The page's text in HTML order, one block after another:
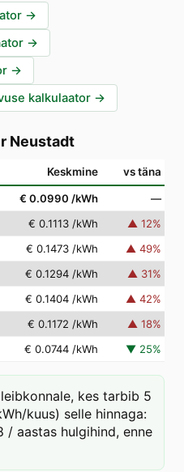
→
→
→
kalkulaator →
Neustadt
Keskmine vs täna
€ 0.0990 /kWh
—
€ 0.1113 /kWh ▲ 12%
€ 0.1473 /kWh ▲ 49%
€ 0.1294 /kWh ▲ 31%
€ 0.1404 /kWh ▲ 42%
€ 0.1172 /kWh ▲ 18%
€ 0.0744 /kWh ▼ 25%
kes tarbib 5
kuus) selle hinnaga:
aastas hulgihind, enne